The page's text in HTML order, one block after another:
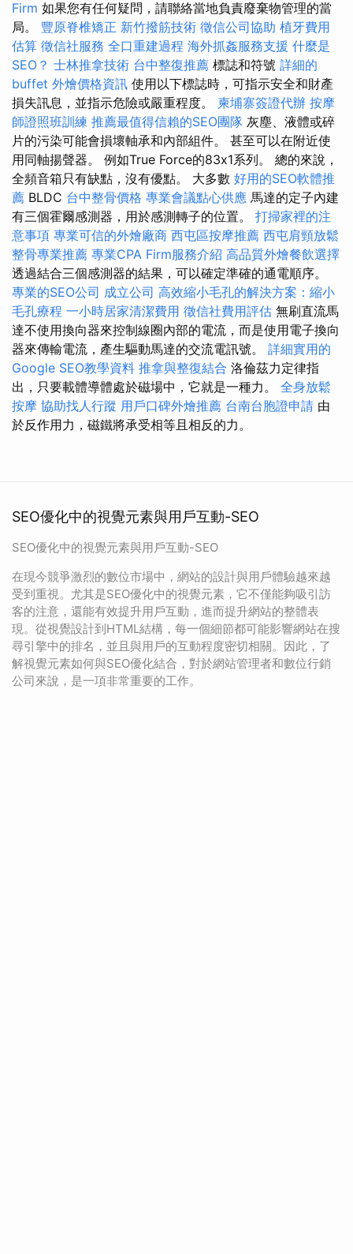
Firm 如果您有任何疑問，請聯絡當地負責廢棄物管理的當
局。 豐原脊椎矯正 新竹撥筋技術 徵信公司協助 植牙費用
估算 徵信社服務 全口重建過程 海外抓姦服務支援 什麼是
SEO？ 士林推拿技術 台中整復推薦 標誌和符號 詳細的
buffet 外燴價格資訊 使用以下標誌時，可指示安全和財產
損失訊息，並指示危險或嚴重程度。 柬埔寨簽證代辦 按摩
師證照班訓練 推薦最值得信賴的SEO團隊 灰塵、液體或碎
片的污染可能會損壞軸承和內部組件。 甚至可以在附近使
用同軸揚聲器。 例如True Force的83x1系列。 總的來說，
全頻音箱只有缺點，沒有優點。 大多數 好用的SEO軟體推
薦 BLDC 台中整骨價格 專業會議點心供應 馬達的定子內建
有三個霍爾感測器，用於感測轉子的位置。 打掃家裡的注
意事項 專業可信的外燴廠商 西屯區按摩推薦 西屯肩頸放鬆
整骨專業推薦 專業CPA Firm服務介紹 高品質外燴餐飲選擇
透過結合三個感測器的結果，可以確定準確的通電順序。
專業的SEO公司 成立公司 高效縮小毛孔的解決方案：縮小
毛孔療程 一小時居家清潔費用 徵信社費用評估 無刷直流馬
達不使用換向器來控制線圈內部的電流，而是使用電子換向
器來傳輸電流，產生驅動馬達的交流電訊號。 詳細實用的
Google SEO教學資料 推拿與整復結合 洛倫茲力定律指
出，只要載體導體處於磁場中，它就是一種力。 全身放鬆
按摩 協助找人行蹤 用戶口碑外燴推薦 台南台胞證申請 由
於反作用力，磁鐵將承受相等且相反的力。
SEO優化中的視覺元素與用戶互動-SEO
SEO優化中的視覺元素與用戶互動-SEO
在現今競爭激烈的數位市場中，網站的設計與用戶體驗越來越
受到重視。尤其是SEO優化中的視覺元素，它不僅能夠吸引訪
客的注意，還能有效提升用戶互動，進而提升網站的整體表
現。從視覺設計到HTML結構，每一個細節都可能影響網站在搜
尋引擎中的排名，並且與用戶的互動程度密切相關。因此，了
解視覺元素如何與SEO優化結合，對於網站管理者和數位行銷
公司來說，是一項非常重要的工作。